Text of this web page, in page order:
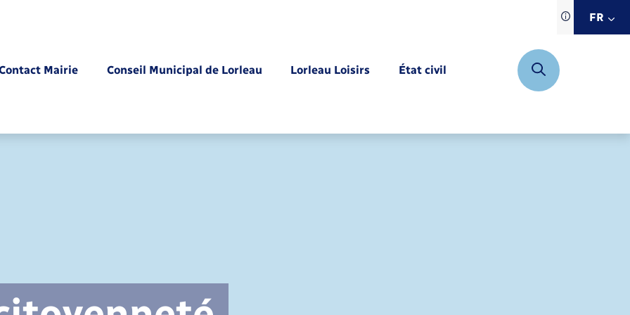
Traduction
siteFR
Mairie Conseil Municipal de Lorleau Lorleau Loisirs État civil